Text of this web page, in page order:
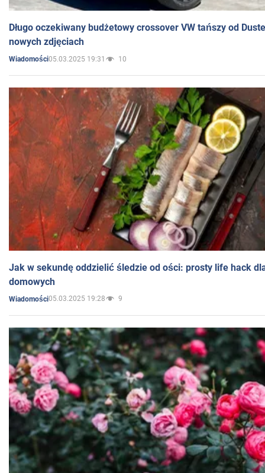
Długo oczekiwany budżetowy crossover VW tańszy od
nowych zdjęciach
Wiadomości05.03.2025 19:31 10
Jak w sekundę oddzielić śledzie od ości: prosty life hack
domowych
Wiadomości05.03.2025 19:28 9